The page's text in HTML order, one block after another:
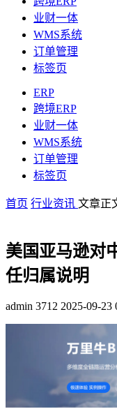
业财一体
WMS系统
订单管理
标签页
ERP
跨境ERP
业财一体
WMS系统
订单管理
标签页
首页 行业资讯 文章正
美国亚马逊对
任归属说明
admin 3712 2025-09-23